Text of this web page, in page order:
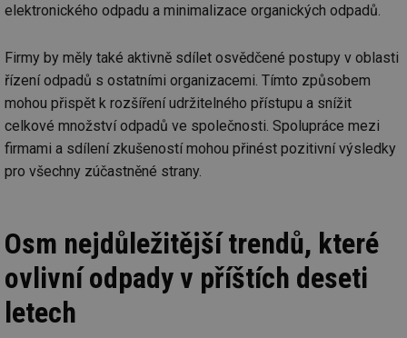
elektronického odpadu a minimalizace organických odpadů.
Firmy by měly také aktivně sdílet osvědčené postupy v oblasti
řízení odpadů s ostatními organizacemi. Tímto způsobem
mohou přispět k rozšíření udržitelného přístupu a snížit
celkové množství odpadů ve společnosti. Spolupráce mezi
firmami a sdílení zkušeností mohou přinést pozitivní výsledky
pro všechny zúčastněné strany.
Osm nejdůležitější trendů, které
ovlivní odpady v příštích deseti
letech